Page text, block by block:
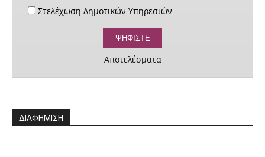
Στελέχωση Δημοτικών Υπηρεσιών
Αποτελέσματα
ΔΙΑΦΗΜΙΣΗ